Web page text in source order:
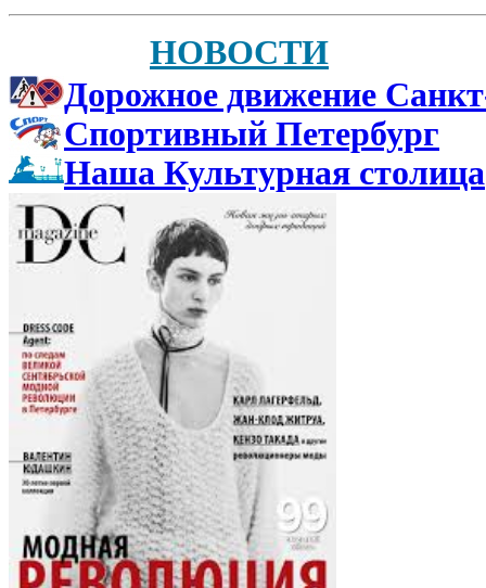
НОВОСТИ
Дорожное движение
Спортивный Петербург
Наша Культурная столица